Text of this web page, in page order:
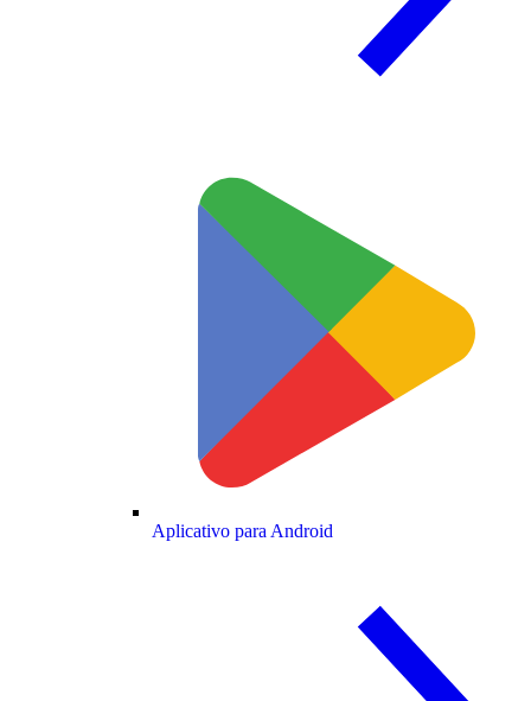
Aplicativo para Android